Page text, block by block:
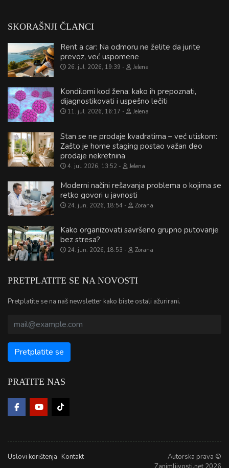
SKORAŠNJI ČLANCI
Rent a car: Na odmoru ne želite da jurite
prevoz, već uspomene
26. jul. 2026, 19:39 Jelena
Kondilomi kod žena: kako ih prepoznati,
dijagnostikovati i uspešno lečiti
11. jul. 2026, 16:17 Jelena
Stan se ne prodaje kvadratima – već utiskom:
Zašto je home staging postao važan deo
prodaje nekretnina
4. jul. 2026, 13:52 Jelena
Moderni načini rešavanja problema o kojima se
retko govori u javnosti
24. jun. 2026, 18:54 Zorana
Kako organizovati savršeno grupno putovanje
bez stresa?
24. jun. 2026, 18:53 Zorana
PRETPLATITE SE NA NOVOSTI
Pretplatite se na naš newsletter kako biste ostali ažurirani.
PRATITE NAS
Uslovi korištenja Kontakt
Autorska prava ©